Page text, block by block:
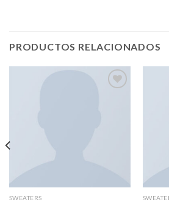
PRODUCTOS RELACIONADOS
SWEATERS